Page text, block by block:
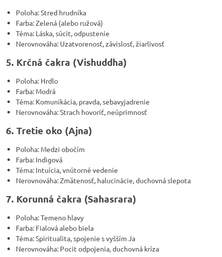
Poloha: Stred hrudníka
Farba: Zelená (alebo ružová)
Téma: Láska, súcit, odpustenie
Nerovnováha: Uzatvorenosť, závislosť, žiarlivosť
5. Krčná čakra (Vishuddha)
Poloha: Hrdlo
Farba: Modrá
Téma: Komunikácia, pravda, sebavyjadrenie
Nerovnováha: Strach hovoriť, neúprimnosť
6. Tretie oko (Ajna)
Poloha: Medzi obočím
Farba: Indigová
Téma: Intuícia, vnútorné vedenie
Nerovnováha: Zmätenosť, halucinácie, duchovná slepota
7. Korunná čakra (Sahasrara)
Poloha: Temeno hlavy
Farba: Fialová alebo biela
Téma: Spiritualita, spojenie s vyšším Ja
Nerovnováha: Pocit odpojenia, duchovná kríza